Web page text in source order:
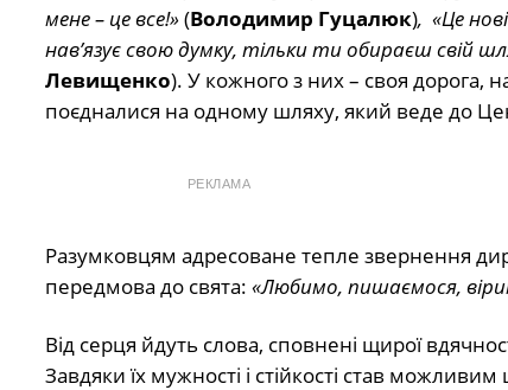
мене – це все!»(Володимир Гуцалюк), «Це
нав’язує свою думку, тільки ти обираєш свій
Левищенко). У кожного з них – своя дорога,
поєдналися на одному шляху, який веде до
РЕКЛАМА
Разумковцям адресоване тепле звернення
передмова до свята: «Любимо, пишаємося,
Від серця йдуть слова, сповнені щирої
Завдяки їх мужності і стійкості став